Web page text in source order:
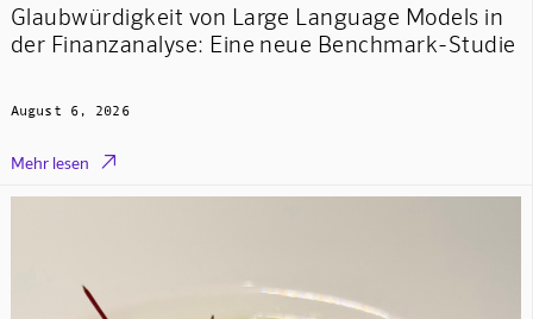
Glaubwürdigkeit von Large Language Models in
der Finanzanalyse: Eine neue Benchmark-Studie
August 6, 2026
Mehr lesen 